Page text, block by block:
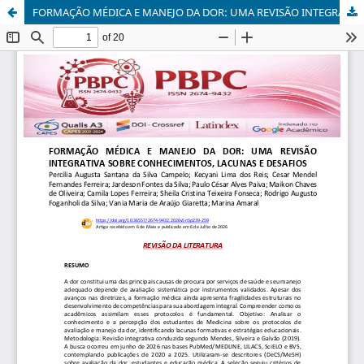
FORMAÇÃO MÉDICA E MANEJO DA DOR: UMA REVISÃO INTEGRATIVA SOBRE CONHECIMENTOS, LACUNAS E DESAFIOS